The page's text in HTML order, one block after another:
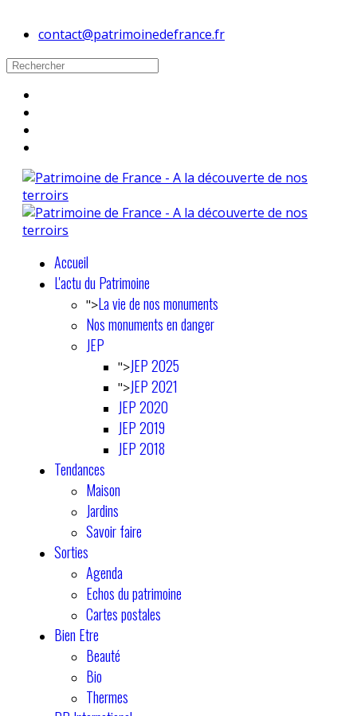
contact@patrimoinedefrance.fr
Accueil
L'actu du Patrimoine
">La vie de nos monuments
Nos monuments en danger
JEP
">JEP 2025
">JEP 2021
JEP 2020
JEP 2019
JEP 2018
Tendances
Maison
Jardins
Savoir faire
Sorties
Agenda
Echos du patrimoine
Cartes postales
Bien Etre
Beauté
Bio
Thermes